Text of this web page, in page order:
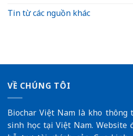
Tin từ các nguồn khác
VỀ CHÚNG TÔI
Biochar Việt Nam là kho
sinh học tại Việt Nam. Website